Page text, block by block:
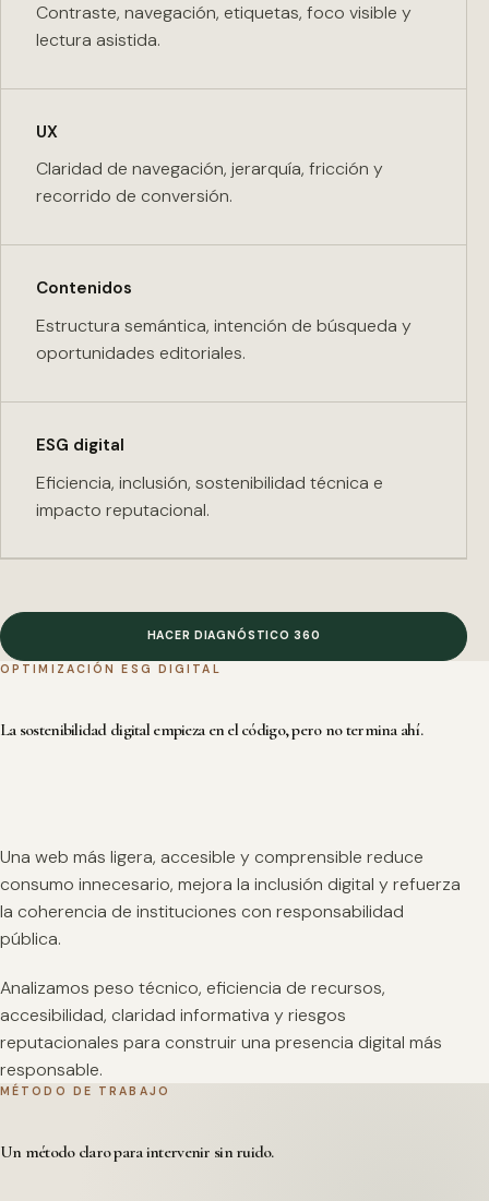
Contraste, navegación, etiquetas, foco visible y
lectura asistida.
UX
Claridad de navegación, jerarquía, fricción y
recorrido de conversión.
Contenidos
Estructura semántica, intención de búsqueda y
oportunidades editoriales.
ESG digital
Eficiencia, inclusión, sostenibilidad técnica e
impacto reputacional.
HACER DIAGNÓSTICO 360
OPTIMIZACIÓN ESG DIGITAL
La sostenibilidad digital empieza en el código, pero no termina ahí.
Una web más ligera, accesible y comprensible reduce
consumo innecesario, mejora la inclusión digital y refuerza
la coherencia de instituciones con responsabilidad
pública.
Analizamos peso técnico, eficiencia de recursos,
accesibilidad, claridad informativa y riesgos
reputacionales para construir una presencia digital más
responsable.
MÉTODO DE TRABAJO
Un método claro para intervenir sin ruido.